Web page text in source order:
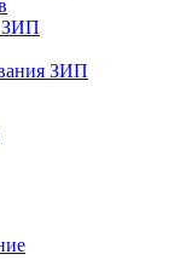
ЗИП
ЗИП